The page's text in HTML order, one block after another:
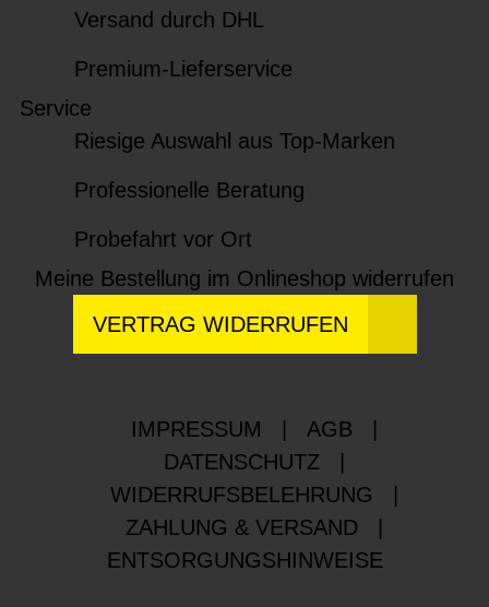
Versand durch DHL
Premium-Lieferservice
Service
Riesige Auswahl aus Top-Marken
Professionelle Beratung
Probefahrt vor Ort
Meine Bestellung im Onlineshop widerrufen
VERTRAG WIDERRUFEN
IMPRESSUM AGB
DATENSCHUTZ
WIDERRUFSBELEHRUNG
ZAHLUNG & VERSAND
ENTSORGUNGSHINWEISE